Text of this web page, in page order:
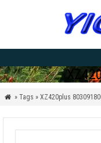
 » Tags » XZ420plus